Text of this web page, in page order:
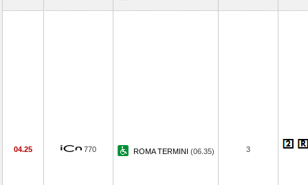
04.25 770 ROMA TERMINI (06.35) 3